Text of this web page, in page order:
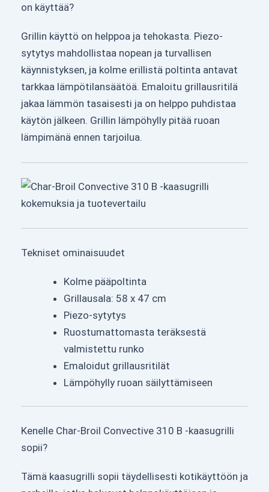
on käyttää?
Grillin käyttö on helppoa ja tehokasta. Piezo-
sytytys mahdollistaa nopean ja turvallisen
käynnistyksen, ja kolme erillistä poltinta antavat
tarkkaa lämpötilansäätöä. Emaloitu grillausritilä
jakaa lämmön tasaisesti ja on helppo puhdistaa
käytön jälkeen. Grillin lämpöhylly pitää ruoan
lämpimänä ennen tarjoilua.
Tekniset ominaisuudet
Kolme pääpoltinta
Grillausala: 58 x 47 cm
Piezo-sytytys
Ruostumattomasta teräksestä
valmistettu runko
Emaloidut grillausritilät
Lämpöhylly ruoan säilyttämiseen
Kenelle Char-Broil Convective 310 B -kaasugrilli
sopii?
Tämä kaasugrilli sopii täydellisesti kotikäyttöön ja